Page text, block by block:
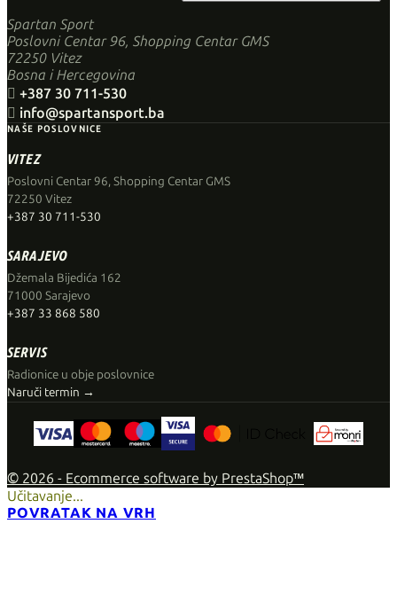
Spartan Sport
Poslovni Centar 96, Shopping Centar GMS
72250 Vitez
Bosna i Hercegovina
 +387 30 711-530
 info@spartansport.ba
NAŠE POSLOVNICE
VITEZ
Poslovni Centar 96, Shopping Centar GMS
72250 Vitez
+387 30 711-530
SARAJEVO
Džemala Bijedića 162
71000 Sarajevo
+387 33 868 580
SERVIS
Radionice u obje poslovnice
Naruči termin →
© 2026 - Ecommerce software by PrestaShop™
Učitavanje...
POVRATAK NA VRH